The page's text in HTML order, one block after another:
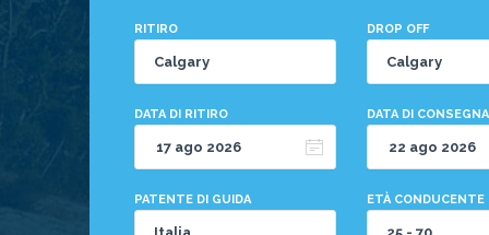
RITIRO DROP OFF
DATA DI RITIRO DATA DI CONSEGNA
PATENTE DI GUIDA ETÀ CONDUCENTE